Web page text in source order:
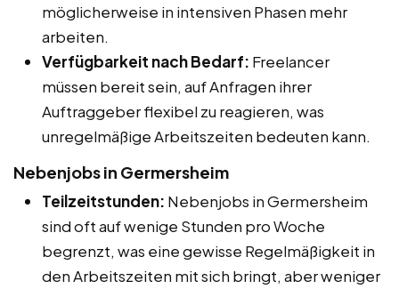
möglicherweise in intensiven Phasen mehr
arbeiten.
Verfügbarkeit nach Bedarf: Freelancer
müssen bereit sein, auf Anfragen ihrer
Auftraggeber flexibel zu reagieren, was
unregelmäßige Arbeitszeiten bedeuten kann.
Nebenjobs in Germersheim
Teilzeitstunden: Nebenjobs in Germersheim
sind oft auf wenige Stunden pro Woche
begrenzt, was eine gewisse Regelmäßigkeit in
den Arbeitszeiten mit sich bringt, aber weniger